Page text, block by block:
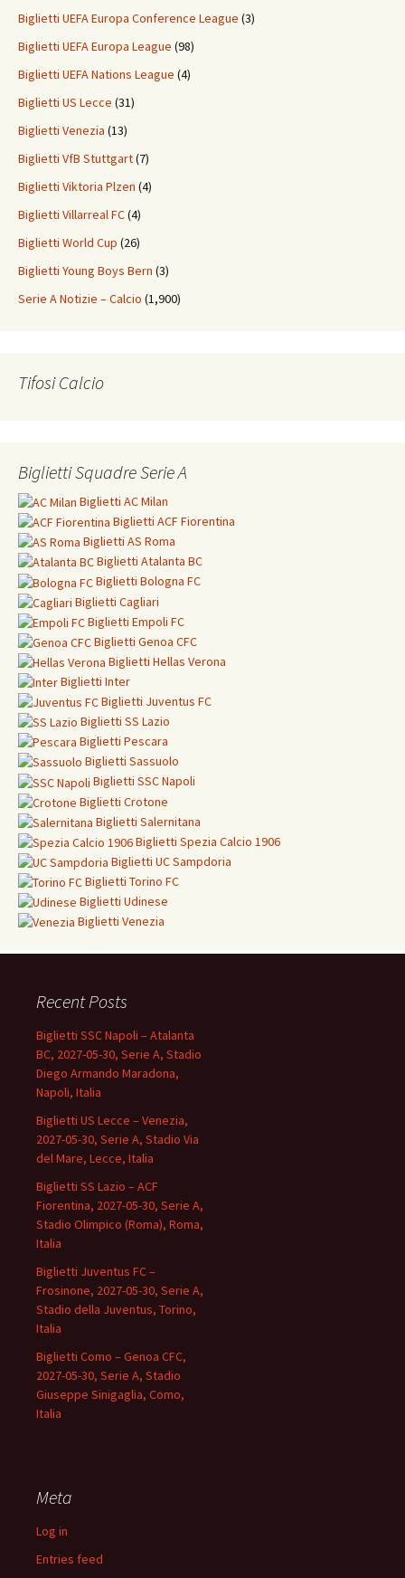
Biglietti UEFA Europa Conference League (3)
Biglietti UEFA Europa League (98)
Biglietti UEFA Nations League (4)
Biglietti US Lecce (31)
Biglietti Venezia (13)
Biglietti VfB Stuttgart(7)
Biglietti Viktoria Plzen (4)
Biglietti Villarreal FC(4)
Biglietti World Cup (26)
Biglietti Young Boys Bern (3)
Serie A Notizie – Calcio (1,900)
Tifosi Calcio
Biglietti Squadre Serie A
Biglietti AC Milan
Biglietti ACF Fiorentina
Biglietti AS Roma
Biglietti Atalanta BC
Biglietti Bologna FC
Biglietti Cagliari
Biglietti Empoli FC
Biglietti Genoa CFC
Biglietti Hellas Verona
Biglietti Inter
Biglietti Juventus FC
Biglietti SS Lazio
Biglietti Pescara
Biglietti Sassuolo
Biglietti SSC Napoli
Biglietti Crotone
Biglietti Salernitana
Biglietti Spezia Calcio 1906
Biglietti UC Sampdoria
Biglietti Torino FC
Biglietti Udinese
Biglietti Venezia
Recent Posts
Biglietti SSC Napoli – Atalanta
BC, 2027-05-30, Serie A, Stadio
Diego Armando Maradona,
Napoli, Italia
Biglietti US Lecce – Venezia,
2027-05-30, Serie A, Stadio Via
del Mare, Lecce, Italia
Biglietti SS Lazio – ACF
Fiorentina, 2027-05-30, Serie A,
Stadio Olimpico (Roma), Roma,
Italia
Biglietti Juventus FC –
Frosinone, 2027-05-30, Serie A,
Stadio della Juventus, Torino,
Italia
Biglietti Como – Genoa CFC,
2027-05-30, Serie A, Stadio
Giuseppe Sinigaglia, Como,
Italia
Meta
Log in
Entries feed